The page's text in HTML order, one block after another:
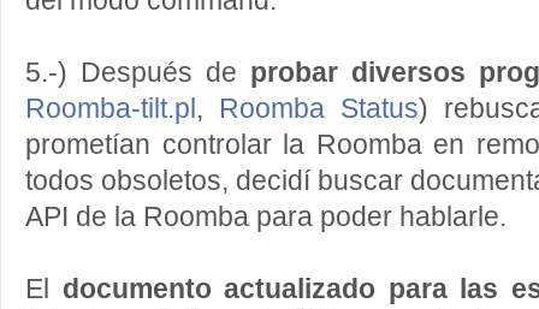
5.-) Después de probar diversos
Roomba-tilt.pl , Roomba Status)
prometían controlar la Roomba en
todos obsoletos, decidí buscar
API de la Roomba para poder hablarle.
El documento actualizado para las